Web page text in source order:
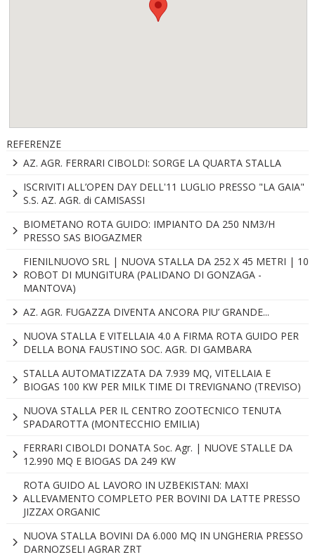
REFERENZE
AZ. AGR. FERRARI CIBOLDI: SORGE LA QUARTA STALLA
ISCRIVITI ALL’OPEN DAY DELL'11 LUGLIO PRESSO "LA GAIA"
S.S. AZ. AGR. di CAMISASSI
BIOMETANO ROTA GUIDO: IMPIANTO DA 250 NM3/H
PRESSO SAS BIOGAZMER
FIENILNUOVO SRL | NUOVA STALLA DA 252 X 45 METRI | 10
ROBOT DI MUNGITURA (PALIDANO DI GONZAGA -
MANTOVA)
AZ. AGR. FUGAZZA DIVENTA ANCORA PIU’ GRANDE...
NUOVA STALLA E VITELLAIA 4.0 A FIRMA ROTA GUIDO PER
DELLA BONA FAUSTINO SOC. AGR. DI GAMBARA
STALLA AUTOMATIZZATA DA 7.939 MQ, VITELLAIA E
BIOGAS 100 KW PER MILK TIME DI TREVIGNANO (TREVISO)
NUOVA STALLA PER IL CENTRO ZOOTECNICO TENUTA
SPADAROTTA (MONTECCHIO EMILIA)
FERRARI CIBOLDI DONATA Soc. Agr. | NUOVE STALLE DA
12.990 MQ E BIOGAS DA 249 KW
ROTA GUIDO AL LAVORO IN UZBEKISTAN: MAXI
ALLEVAMENTO COMPLETO PER BOVINI DA LATTE PRESSO
JIZZAX ORGANIC
NUOVA STALLA BOVINI DA 6.000 MQ IN UNGHERIA PRESSO
DARNOZSELI AGRAR ZRT